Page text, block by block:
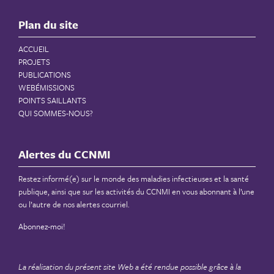
Plan du site
ACCUEIL
PROJETS
PUBLICATIONS
WEBÉMISSIONS
POINTS SAILLANTS
QUI SOMMES-NOUS?
Alertes du CCNMI
Restez informé(e) sur le monde des maladies infectieuses et la santé
publique, ainsi que sur les activités du CCNMI en vous abonnant à l’une
ou l’autre de nos alertes courriel.
Abonnez-moi!
La réalisation du présent site Web a été rendue possible grâce à la